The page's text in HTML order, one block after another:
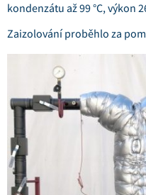
kondenzátu až 99 °C, výkon
Zaizolování proběhlo za